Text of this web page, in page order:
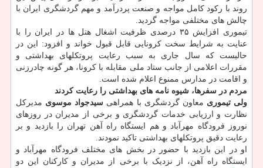
روند با رکود کامل مواجه و صنعت پردرآمد و مهم گردشگری ایران با
چالش های مختلفی مواجه گردید.
تیموری افزایش ۳۵ درصدی ظرفیت اشغال هتل ها در ایران را با
عنایت به شرایط سخت کرونایی قابل قبول خواند و افزود: این در
حالیست که سال جاری به سبب رعایت پروتکلهای بهداشتی و
مقررات اعلامی از جانب ستاد ملی مقابله با کرونا، هر گونه چادرزنی
و اقامت در مدارس ممنوع اعلام شده است.
مردم در سفرها، شیوه نامه های بهداشتی را رعایت کردند
ولی تیموری معاون گردشگری با همراهی سیدجواد موسوی مدیرکل
نظارت و ارزیابی خدمات گردشگری و برخی از مدیران در روزهای
نوروز فرودگاه مهرآباد و هم ایستگاه راه آهن تهران را بازدید و بر
رعایت دقیق پروتکلهای بهداشتی تاکید نمودند.
او در این بازدید با حضور در بخش های مختلف فرودگاه مهرآباد و
ایستگاه راه آهن، از نزدیک با برخی از مدیران و کارکنان این دو